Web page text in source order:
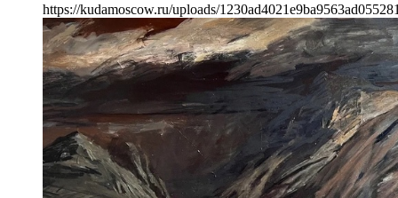
https://kudamoscow.ru/uploads/